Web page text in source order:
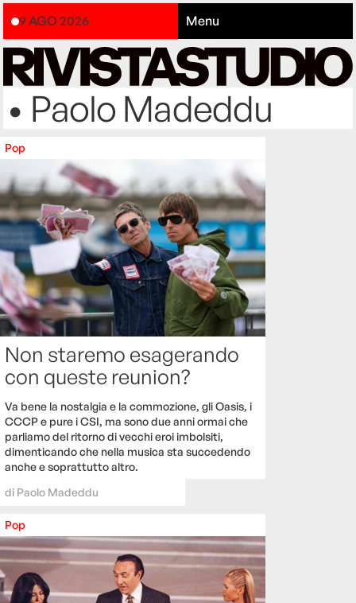
9 AGO 2026 Menu
• Paolo Madeddu
Pop
Non staremo esagerando
con queste reunion?
Va bene la nostalgia e la commozione, gli Oasis, i
CCCP e pure i CSI, ma sono due anni ormai che
parliamo del ritorno di vecchi eroi imbolsiti,
dimenticando che nella musica sta succedendo
anche e soprattutto altro.
di Paolo Madeddu
Pop